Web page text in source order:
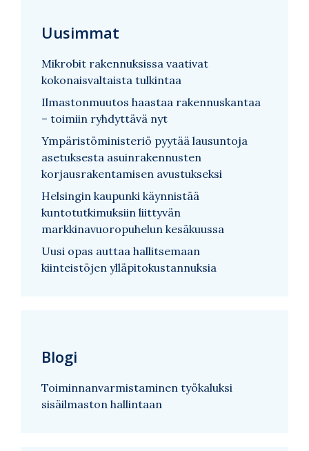
Uusimmat
Mikrobit rakennuksissa vaativat
kokonaisvaltaista tulkintaa
Ilmastonmuutos haastaa rakennuskantaa
– toimiin ryhdyttävä nyt
Ympäristöministeriö pyytää lausuntoja
asetuksesta asuinrakennusten
korjausrakentamisen avustukseksi
Helsingin kaupunki käynnistää
kuntotutkimuksiin liittyvän
markkinavuoropuhelun kesäkuussa
Uusi opas auttaa hallitsemaan
kiinteistöjen ylläpitokustannuksia
Blogi
Toiminnanvarmistaminen työkaluksi
sisäilmaston hallintaan